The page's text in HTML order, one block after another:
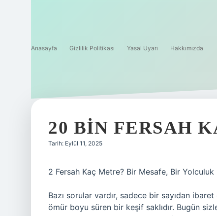
Anasayfa Gizlilik Politikası Yasal Uyarı Hakkımızda
20 BIN FERSAH
Tarih: Eylül 11, 2025
2 Fersah Kaç Metre? Bir Mesafe, Bir Yolculuk
Bazı sorular vardır, sadece bir sayıdan
ömür boyu süren bir keşif saklıdır. Bugün